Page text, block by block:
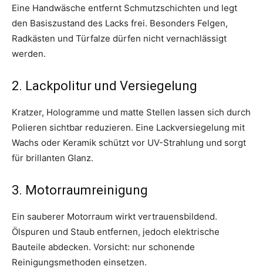
Eine Handwäsche entfernt Schmutzschichten und legt
den Basiszustand des Lacks frei. Besonders Felgen,
Radkästen und Türfalze dürfen nicht vernachlässigt
werden.
2. Lackpolitur und Versiegelung
Kratzer, Hologramme und matte Stellen lassen sich durch
Polieren sichtbar reduzieren. Eine Lackversiegelung mit
Wachs oder Keramik schützt vor UV-Strahlung und sorgt
für brillanten Glanz.
3. Motorraumreinigung
Ein sauberer Motorraum wirkt vertrauensbildend.
Ölspuren und Staub entfernen, jedoch elektrische
Bauteile abdecken. Vorsicht: nur schonende
Reinigungsmethoden einsetzen.